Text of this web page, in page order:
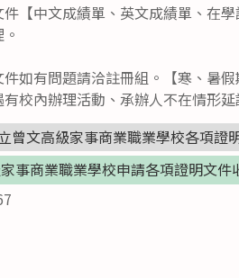
【中文成績單、英文成績單、在
如有問題請洽註冊組。【寒、暑
校內辦理活動、承辦人不在情形延
曾文高級家事商業職業學校各項證
事商業職業學校申請各項證明文